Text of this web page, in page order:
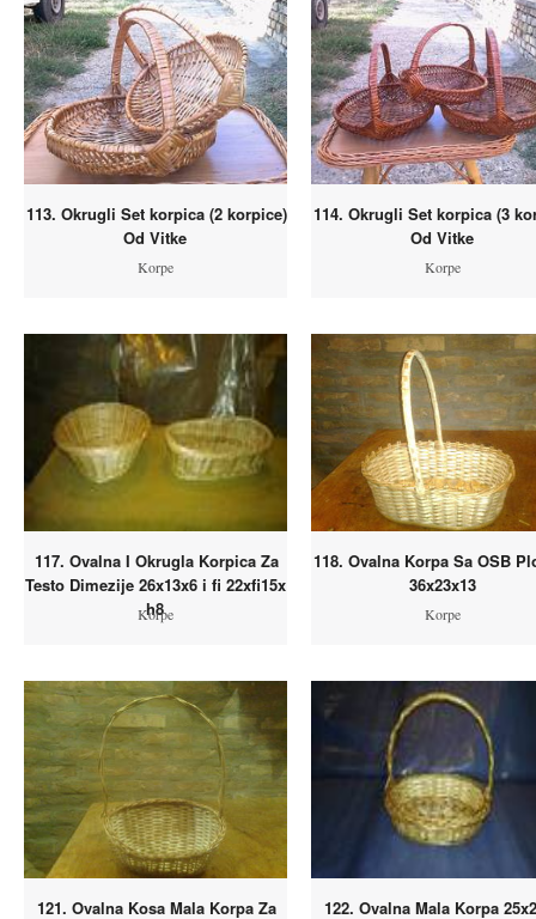
113. Okrugli Set korpica (2 korpice)
Od Vitke
Korpe
114. Okrugli Set korpica (3
Od Vitke
Korpe
117. Ovalna I Okrugla Korpica Za
Testo Dimezije 26x13x6 i fi 22xfi15x
h8
Korpe
118. Ovalna Korpa Sa OSB
36x23x13
Korpe
121. Ovalna Kosa Mala Korpa Za
122. Ovalna Mala Korpa